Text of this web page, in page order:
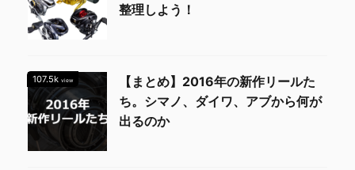
整理しよう！
107.5k view
【まとめ】2016年の新作リールた
ち。シマノ、ダイワ、アブから何が
出るのか